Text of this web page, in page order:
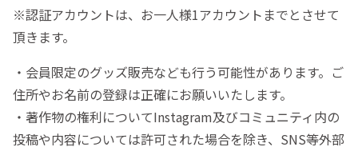
※認証アカウントは、お一人様1アカウントまでとさせて
頂きます。
・会員限定のグッズ販売なども行う可能性があります。ご
住所やお名前の登録は正確にお願いいたします。
・著作物の権利についてInstagram及びコミュニティ内の
投稿や内容については許可された場合を除き、SNS等外部